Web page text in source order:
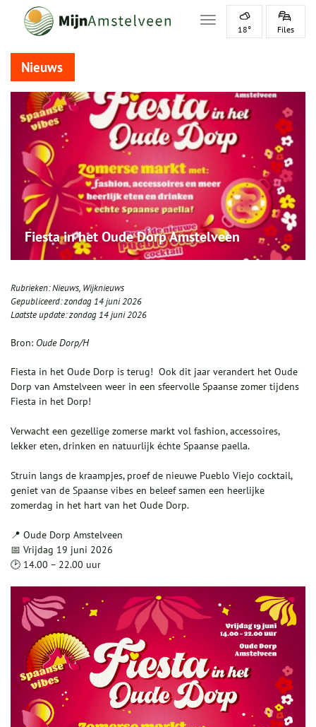
Toggle navigation
18° Files
Nieuws
Fiesta in het Oude Dorp Amstelveen
Rubrieken:Nieuws, Wijknieuws
Gepubliceerd:zondag 14 juni 2026
Laatste update:zondag 14 juni 2026
Bron: Oude Dorp/H
Fiesta in het Oude Dorp is terug! Ook dit jaar verandert het Oude
Dorp van Amstelveen weer in een sfeervolle Spaanse zomer tijdens
Fiesta in het Dorp!
Verwacht een gezellige zomerse markt vol fashion, accessoires,
lekker eten, drinken en natuurlijk échte Spaanse paella.
Struin langs de kraampjes, proef de nieuwe Pueblo Viejo cocktail,
geniet van de Spaanse vibes en beleef samen een heerlijke
zomerdag in het hart van het Oude Dorp.
📍 Oude Dorp Amstelveen
📅 Vrijdag 19 juni 2026
🕑 14.00 – 22.00 uur